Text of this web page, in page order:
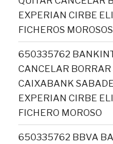
EXPERIAN CIRBE
FICHEROS
650335762
CANCELAR BORRAR
CAIXABANK
EXPERIAN CIRBE
FICHERO MOROSO
650335762 BBVA